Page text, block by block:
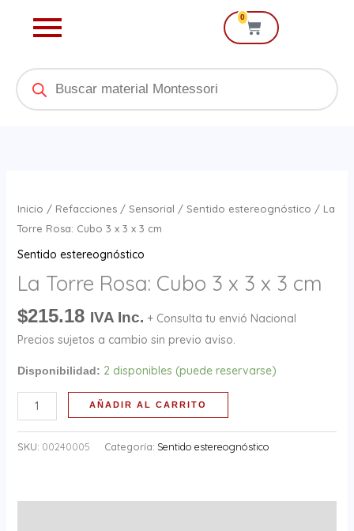
0
Cart
Products
search
Inicio / Refacciones/ Sensorial / Sentido estereognóstico / La
Torre Rosa: Cubo 3 x 3 x 3 cm
Sentido estereognóstico
La Torre Rosa: Cubo 3 x 3 x 3 cm
$215.18 IVA Inc. + Consulta tu envió Nacional
Precios sujetos a cambio sin previo aviso.
Disponibilidad: 2 disponibles (puede reservarse)
Torre
Rosa:
x
3
cm
AÑADIR AL CARRITO
SKU: 00240005 Categoría: Sentido estereognóstico